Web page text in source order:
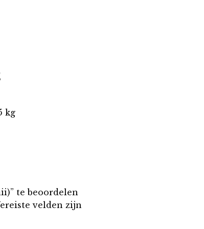
kg
te beoordelen
velden zijn